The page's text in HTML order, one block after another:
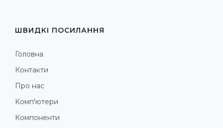
ШВИДКІ ПОСИЛАННЯ
Головна
Контакти
Про нас
Комп'ютери
Компоненти